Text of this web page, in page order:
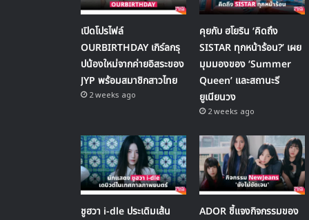
เปิดโปรไฟล์
OURBIRTHDAY เกิร์ลกรุ
ปน้องใหม่จากค่ายอิสระของ
JYP พร้อมสมาชิกสาวไทย
2 weeks ago
คุยกับ ฮโยริน ‘คิดถึง
SISTAR ทุกหน้าร้อน?’ เผย
มุมมองของ ‘Summer
Queen’ และสถานะรี
ยูเนียนวง
2 weeks ago
ชูฮวา i-dle ประเดิมเส้น
ADOR ชี้แจงกิจกรรมของ